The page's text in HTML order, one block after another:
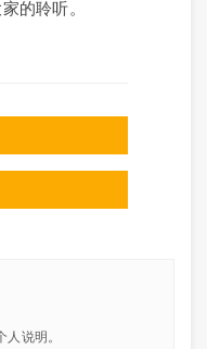
的聆听。
说明。